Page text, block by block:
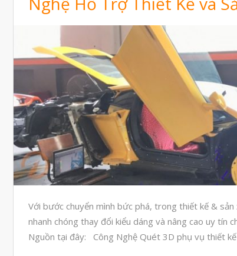
Với bước chuyển mình bức phá, trong thiết kế &
nhanh chóng thay đổi kiểu dáng và nâng cao uy
Nguồn tại đây: Công Nghệ Quét 3D phụ vụ thiết